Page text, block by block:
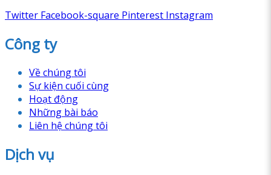
Twitter Facebook-square Pinterest Instagram
Công ty
Về chúng tôi
Sự kiện cuối cùng
Hoạt động
Những bài báo
Liên hệ chúng tôi
Dịch vụ